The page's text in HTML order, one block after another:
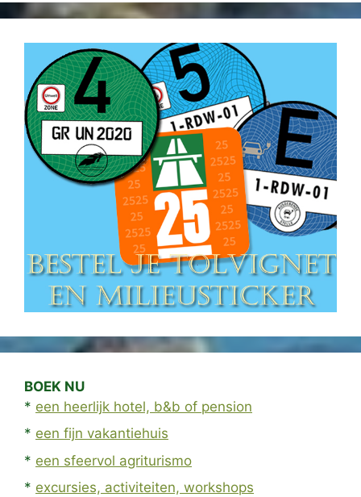
BOEK NU
* een heerlijk hotel, b&b of pension
* een fijn vakantiehuis
* een sfeervol agriturismo
* excursies, activiteiten, workshops